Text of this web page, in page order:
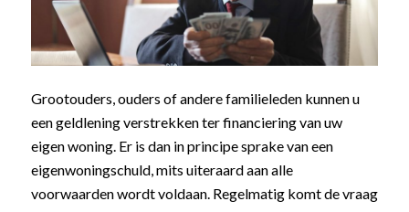
Grootouders, ouders of andere familieleden kunnen u
een geldlening verstrekken ter financiering van uw
eigen woning. Er is dan in principe sprake van een
eigenwoningschuld, mits uiteraard aan alle
voorwaarden wordt voldaan. Regelmatig komt de vraag